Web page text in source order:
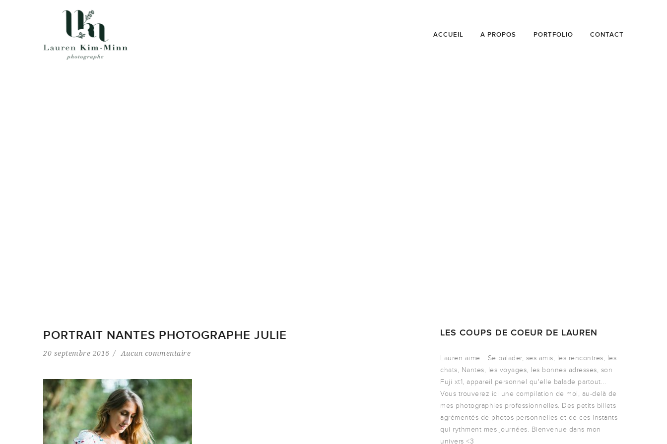
ACCUEIL A PROPOS PORTFOLIO CONTACT
PORTRAIT NANTES PHOTOGRAPHE JULIE
20 septembre 2016 Aucun commentaire
LES COUPS DE COEUR DE LAUREN
Lauren aime... Se balader, ses amis, les rencontres, les
chats, Nantes, les voyages, les bonnes adresses, son
Fuji xt1, appareil personnel qu'elle balade partout...
Vous trouverez ici une compilation de moi, au-delà de
mes photographies professionnelles. Des petits billets
agrémentés de photos personnelles et de ces instants
qui rythment mes journées. Bienvenue dans mon
univers <3